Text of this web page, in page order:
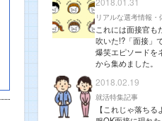
リアルな選考情報・
これには面接官も
吹いた!?「面接」
爆笑エピソードを
から集めました。
2018.02.19
就活特集記事
【これじゃ落ちる